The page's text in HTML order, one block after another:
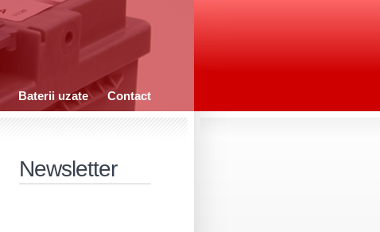
Baterii uzate Contact
Newsletter